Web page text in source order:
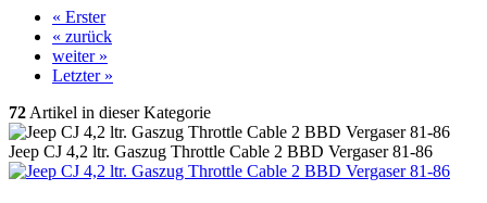
« Erster
« zurück
weiter »
Letzter »
72 Artikel in dieser Kategorie
Jeep CJ 4,2 ltr. Gaszug Throttle Cable 2 BBD Vergaser 81-86